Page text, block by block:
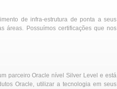
de infra-estrutura de ponta a seus
áreas. Possuímos certificações que nos
parceiro Oracle nível Silver Level e está
Oracle, utilizar a tecnologia em seus